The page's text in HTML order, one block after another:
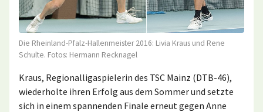
Die Rheinland-Pfalz-Hallenmeister 2016: Livia Kraus und Rene
Schulte. Fotos: Hermann Recknagel
Kraus, Regionalligaspielerin des TSC Mainz (DTB-46),
wiederholte ihren Erfolg aus dem Sommer und setzte
sich in einem spannenden Finale erneut gegen Anne